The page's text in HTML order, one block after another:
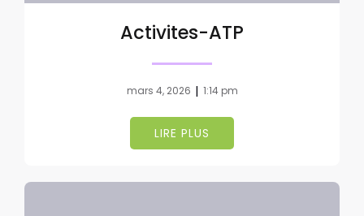
Activites-ATP
mars 4, 2026 | 1:14 pm
LIRE PLUS